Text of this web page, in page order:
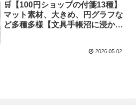
🛒【100円ショップの付箋13種】
マット素材、大きめ、円グラフな
ど多種多様【文具手帳沼に浸かる
2026.05.02